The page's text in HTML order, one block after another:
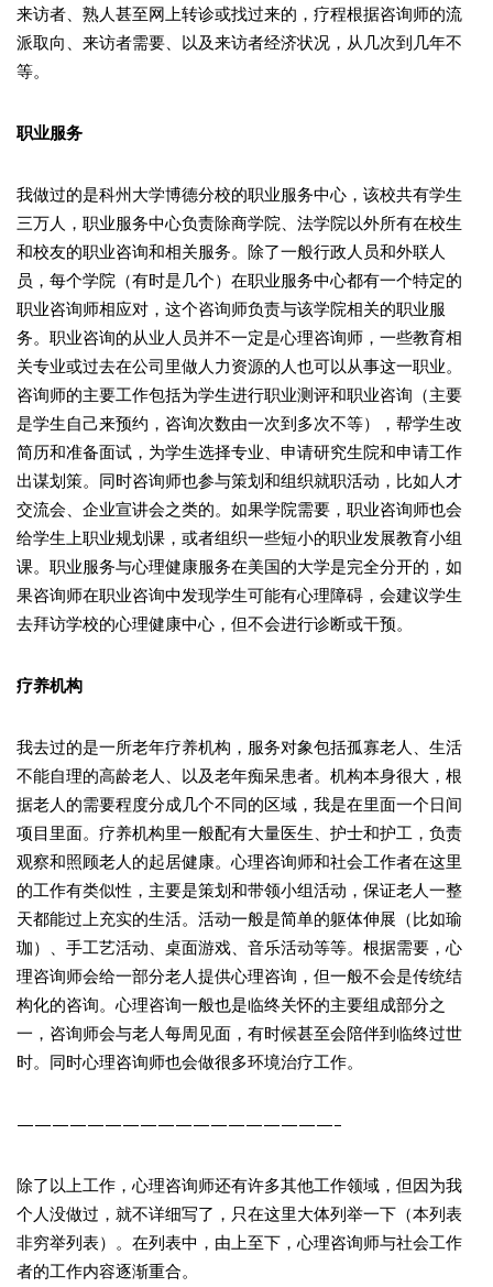
来访者、熟人甚至网上转诊或找过来的，疗程根据咨询师的流
派取向、来访者需要、以及来访者经济状况，从几次到几年不
等。
职业服务
我做过的是科州大学博德分校的职业服务中心，该校共有学生
三万人，职业服务中心负责除商学院、法学院以外所有在校生
和校友的职业咨询和相关服务。除了一般行政人员和外联人
员，每个学院（有时是几个）在职业服务中心都有一个特定的
职业咨询师相应对，这个咨询师负责与该学院相关的职业服
务。职业咨询的从业人员并不一定是心理咨询师，一些教育相
关专业或过去在公司里做人力资源的人也可以从事这一职业。
咨询师的主要工作包括为学生进行职业测评和职业咨询（主要
是学生自己来预约，咨询次数由一次到多次不等），帮学生改
简历和准备面试，为学生选择专业、申请研究生院和申请工作
出谋划策。同时咨询师也参与策划和组织就职活动，比如人才
交流会、企业宣讲会之类的。如果学院需要，职业咨询师也会
给学生上职业规划课，或者组织一些短小的职业发展教育小组
课。职业服务与心理健康服务在美国的大学是完全分开的，如
果咨询师在职业咨询中发现学生可能有心理障碍，会建议学生
去拜访学校的心理健康中心，但不会进行诊断或干预。
疗养机构
我去过的是一所老年疗养机构，服务对象包括孤寡老人、生活
不能自理的高龄老人、以及老年痴呆患者。机构本身很大，根
据老人的需要程度分成几个不同的区域，我是在里面一个日间
项目里面。疗养机构里一般配有大量医生、护士和护工，负责
观察和照顾老人的起居健康。心理咨询师和社会工作者在这里
的工作有类似性，主要是策划和带领小组活动，保证老人一整
天都能过上充实的生活。活动一般是简单的躯体伸展（比如瑜
珈）、手工艺活动、桌面游戏、音乐活动等等。根据需要，心
理咨询师会给一部分老人提供心理咨询，但一般不会是传统结
构化的咨询。心理咨询一般也是临终关怀的主要组成部分之
一，咨询师会与老人每周见面，有时候甚至会陪伴到临终过世
时。同时心理咨询师也会做很多环境治疗工作。
——————————————————–
除了以上工作，心理咨询师还有许多其他工作领域，但因为我
个人没做过，就不详细写了，只在这里大体列举一下（本列表
非穷举列表）。在列表中，由上至下，心理咨询师与社会工作
者的工作内容逐渐重合。